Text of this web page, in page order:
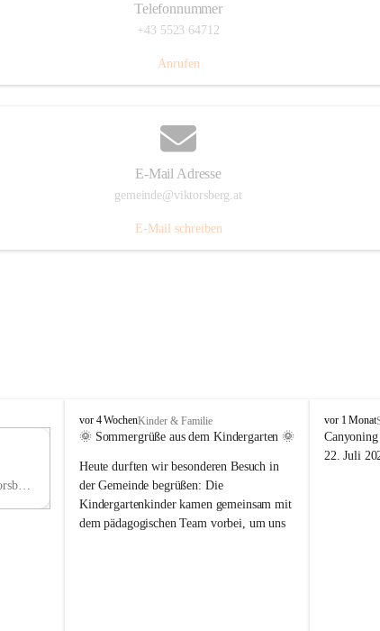
Telefonnummer
+43 5523 64712
Anrufen
E-Mail Adresse
gemeinde@viktorsberg.at
E-Mail schreiben
VHauptstraße 36, 6836 Viktorsberg, AUT
V
i
t
o
r
s
vor 4 WochenKinder & Familie
🌞 Sommergrüße aus dem Kindergarten 🌞
Heute durften wir besonderen Besuch in
der Gemeinde begrüßen: Die
Kindergartenkinder kamen gemeinsam mit
dem pädagogischen Team vorbei, um uns
V
i
k
vor 1 Monat
22. Juli